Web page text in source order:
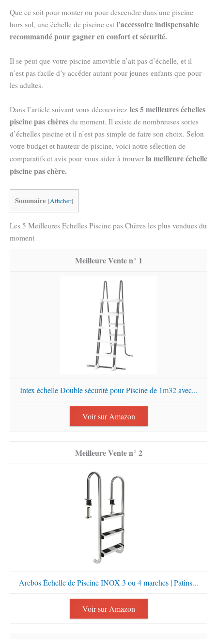
Que ce soit pour monter ou pour descendre dans une piscine
hors sol, une échelle de piscine est l’accessoire indispensable
recommandé pour gagner en confort et sécurité.
Il se peut que votre piscine amovible n’ait pas d’échelle, et il
n’est pas facile d’y accéder autant pour jeunes enfants que pour
les adultes.
Dans l’article suivant vous découvrirez les 5 meilleures échelles
piscine pas chères du moment. Il existe de nombreuses sortes
d’échelles piscine et il n’est pas simple de faire son choix. Selon
votre budget et hauteur de piscine, voici notre sélection de
comparatifs et avis pour vous aider à trouver la meilleure échelle
piscine pas chère.
Sommaire [Afficher]
Les 5 Meilleures Echelles Piscine pas Chères les plus vendues du
moment
1
Intex échelle Double sécurité pour Piscine de 1m32 avec...
Voir sur Amazon
2
Arebos Échelle de Piscine INOX 3 ou 4 marches | Patins...
Voir sur Amazon